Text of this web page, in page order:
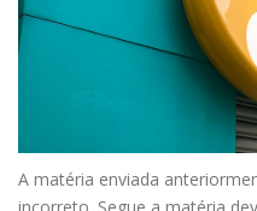
A matéria enviada